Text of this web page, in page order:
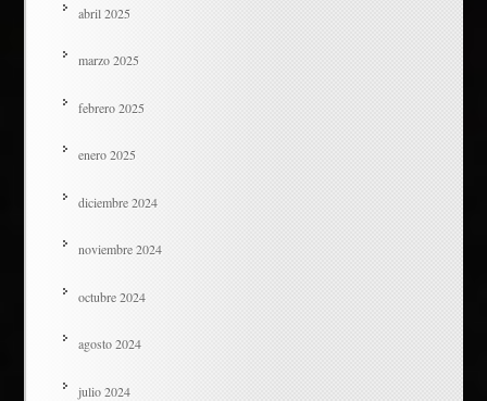
abril 2025
marzo 2025
febrero 2025
enero 2025
diciembre 2024
noviembre 2024
octubre 2024
agosto 2024
julio 2024